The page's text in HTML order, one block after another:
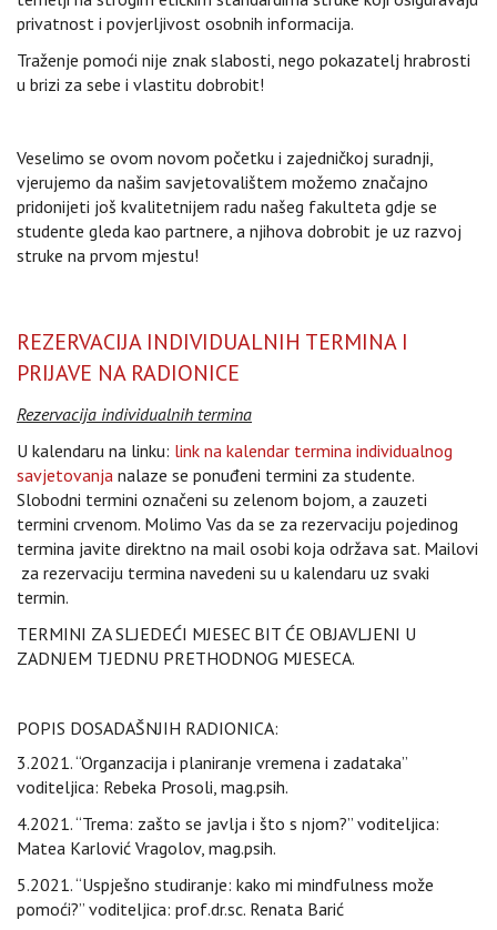
privatnost i povjerljivost osobnih informacija.
Traženje pomoći nije znak slabosti, nego pokazatelj hrabrosti
u brizi za sebe i vlastitu dobrobit!
Veselimo se ovom novom početku i zajedničkoj suradnji,
vjerujemo da našim savjetovalištem možemo značajno
pridonijeti još kvalitetnijem radu našeg fakulteta gdje se
studente gleda kao partnere, a njihova dobrobit je uz razvoj
struke na prvom mjestu!
REZERVACIJA INDIVIDUALNIH TERMINA I
PRIJAVE NA RADIONICE
Rezervacija individualnih termina
U kalendaru na linku: link na kalendar termina individualnog
savjetovanja nalaze se ponuđeni termini za studente.
Slobodni termini označeni su zelenom bojom, a zauzeti
termini crvenom. Molimo Vas da se za rezervaciju pojedinog
termina javite direktno na mail osobi koja održava sat. Mailovi
za rezervaciju termina navedeni su u kalendaru uz svaki
termin.
TERMINI ZA SLJEDEĆI MJESEC BIT ĆE OBJAVLJENI U
ZADNJEM TJEDNU PRETHODNOG MJESECA.
POPIS DOSADAŠNJIH RADIONICA:
3.2021. “Organzacija i planiranje vremena i zadataka”
voditeljica: Rebeka Prosoli, mag.psih.
4.2021. “Trema: zašto se javlja i što s njom?” voditeljica:
Matea Karlović Vragolov, mag.psih.
5.2021. “Uspješno studiranje: kako mi mindfulness može
pomoći?” voditeljica: prof.dr.sc. Renata Barić